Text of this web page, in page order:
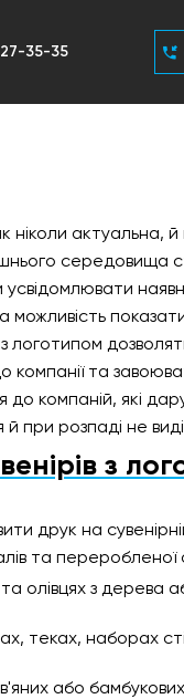
35-35
актуальна, й
середовища
компанії та
до компаній, які
й при розпаді не
з
друк на
та переробленої
олівцях з дерева
теках, наборах
або